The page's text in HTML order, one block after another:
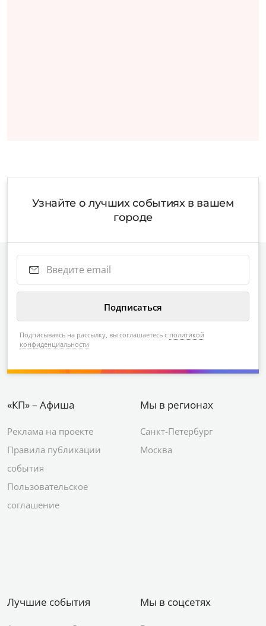
Узнайте о лучших событиях в вашем
городе
Подписываясь на рассылку, вы соглашаетесь с политикой
конфиденциальности
«КП» – Афиша
Реклама на проекте
Правила публикации
события
Пользовательское
соглашение
Мы в регионах
Санкт-Петербург
Москва
Лучшие события Мы в соцсетях